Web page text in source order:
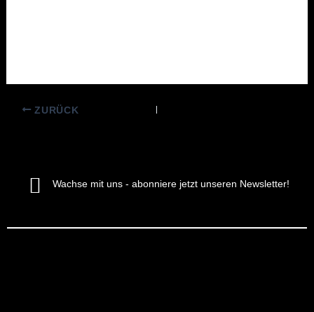
ZURÜCK
Wachse mit uns - abonniere jetzt unseren Newsletter!